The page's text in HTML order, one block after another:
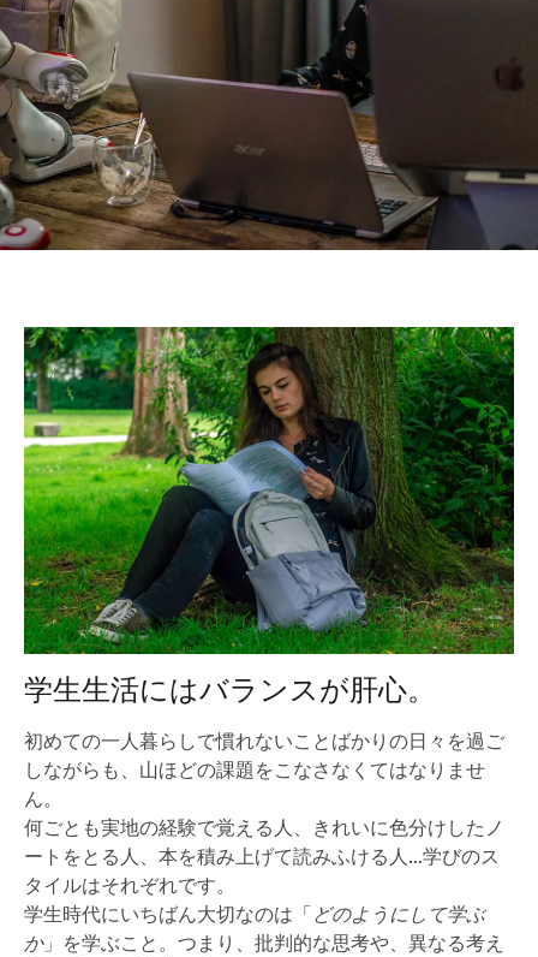
学生生活にはバランスが肝心。
初めての一人暮らしで慣れないことばかりの日々を過ご
しながらも、山ほどの課題をこなさなくてはなりませ
ん。
何ごとも実地の経験で覚える人、きれいに色分けしたノ
ートをとる人、本を積み上げて読みふける人…学びのス
タイルはそれぞれです。
学生時代にいちばん大切なのは「どのようにして学ぶ
か」を学ぶこと。つまり、批判的な思考や、異なる考え